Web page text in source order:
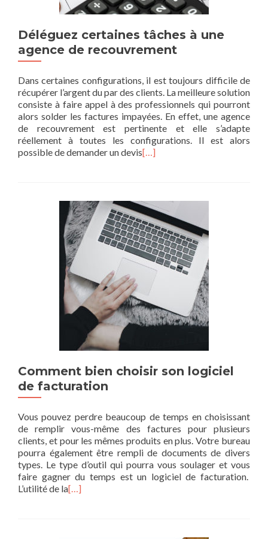
Déléguez certaines tâches à une
agence de recouvrement
Dans certaines configurations, il est toujours difficile de
récupérer l’argent du par des clients. La meilleure solution
consiste à faire appel à des professionnels qui pourront
alors solder les factures impayées. En effet, une agence
de recouvrement est pertinente et elle s’adapte
réellement à toutes les configurations. Il est alors
possible de demander un devis[…]
Comment bien choisir son logiciel
de facturation
Vous pouvez perdre beaucoup de temps en choisissant
de remplir vous-même des factures pour plusieurs
clients, et pour les mêmes produits en plus. Votre bureau
pourra également être rempli de documents de divers
types. Le type d’outil qui pourra vous soulager et vous
faire gagner du temps est un logiciel de facturation.
L’utilité de la[…]